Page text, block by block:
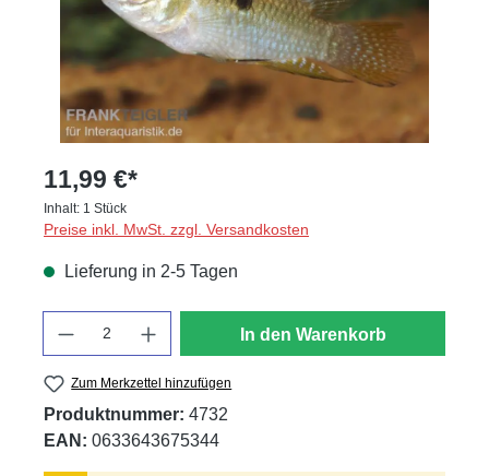
11,99 €*
Inhalt: 1 Stück
Preise inkl. MwSt. zzgl. Versandkosten
Lieferung in 2-5 Tagen
In den Warenkorb
Zum Merkzettel hinzufügen
Produktnummer: 4732
EAN: 0633643675344